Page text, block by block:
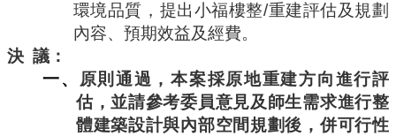
環境品質，提出小福樓整/重建評估及規劃
內容、預期效益及經費。
決 議：
一、 原則通過，本案採原地重建方向進行評
估，並請參考委員意見及師生需求進行整
體建築設計與內部空間規劃後，併可行性